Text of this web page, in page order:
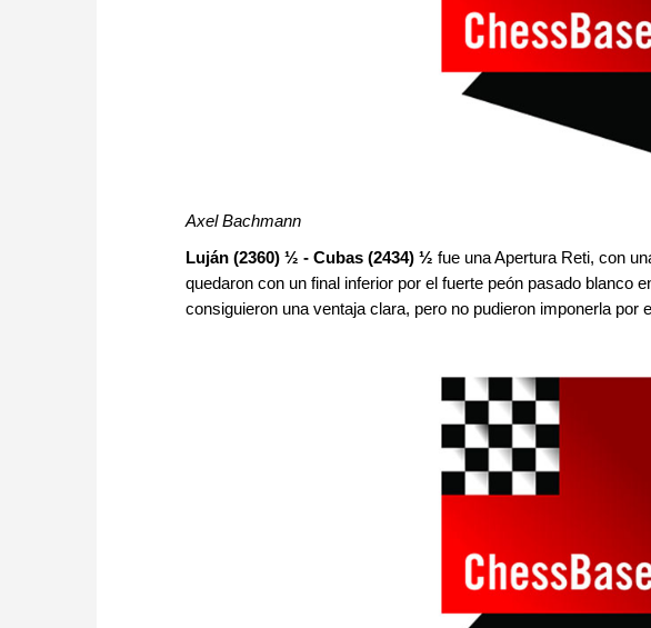
Axel Bachmann
Luján (2360) ½ - Cubas (2434) ½ fue una Apertura Reti, con
quedaron con un final inferior por el fuerte peón pasado blanco
consiguieron una ventaja clara, pero no pudieron imponerla por